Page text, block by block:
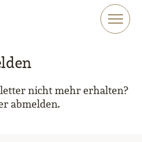
nicht mehr erhalten?
abmelden.